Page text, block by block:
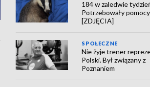
184 w zaledwie
Potrzebowały pomocy
[ZDJĘCIA]
SPOŁECZNE
Nie żyje trener
Polski. Był związany z
Poznaniem